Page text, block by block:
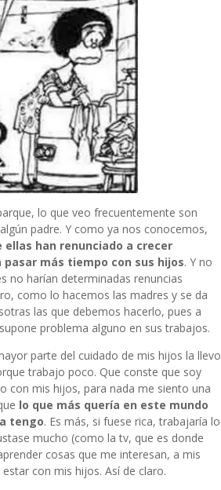
lo que veo frecuentemente son
padre. Y como ya nos conocemos,
ellas han renunciado a crecer
más tiempo con sus hijos. Y no
no harían determinadas renuncias
como lo hacemos las madres y se da
las que debemos hacerlo, pues a
problema alguno en sus trabajos.
parte del cuidado de mis hijos la llevo
trabajo poco. Que conste que soy
con mis hijos, para nada me siento una
lo que más quería en este mundo
tengo. Es más, si fuese rica, trabajaría lo
mucho (como la tv, que es donde
cosas que me interesan, a mis
con mis hijos. Así de claro.